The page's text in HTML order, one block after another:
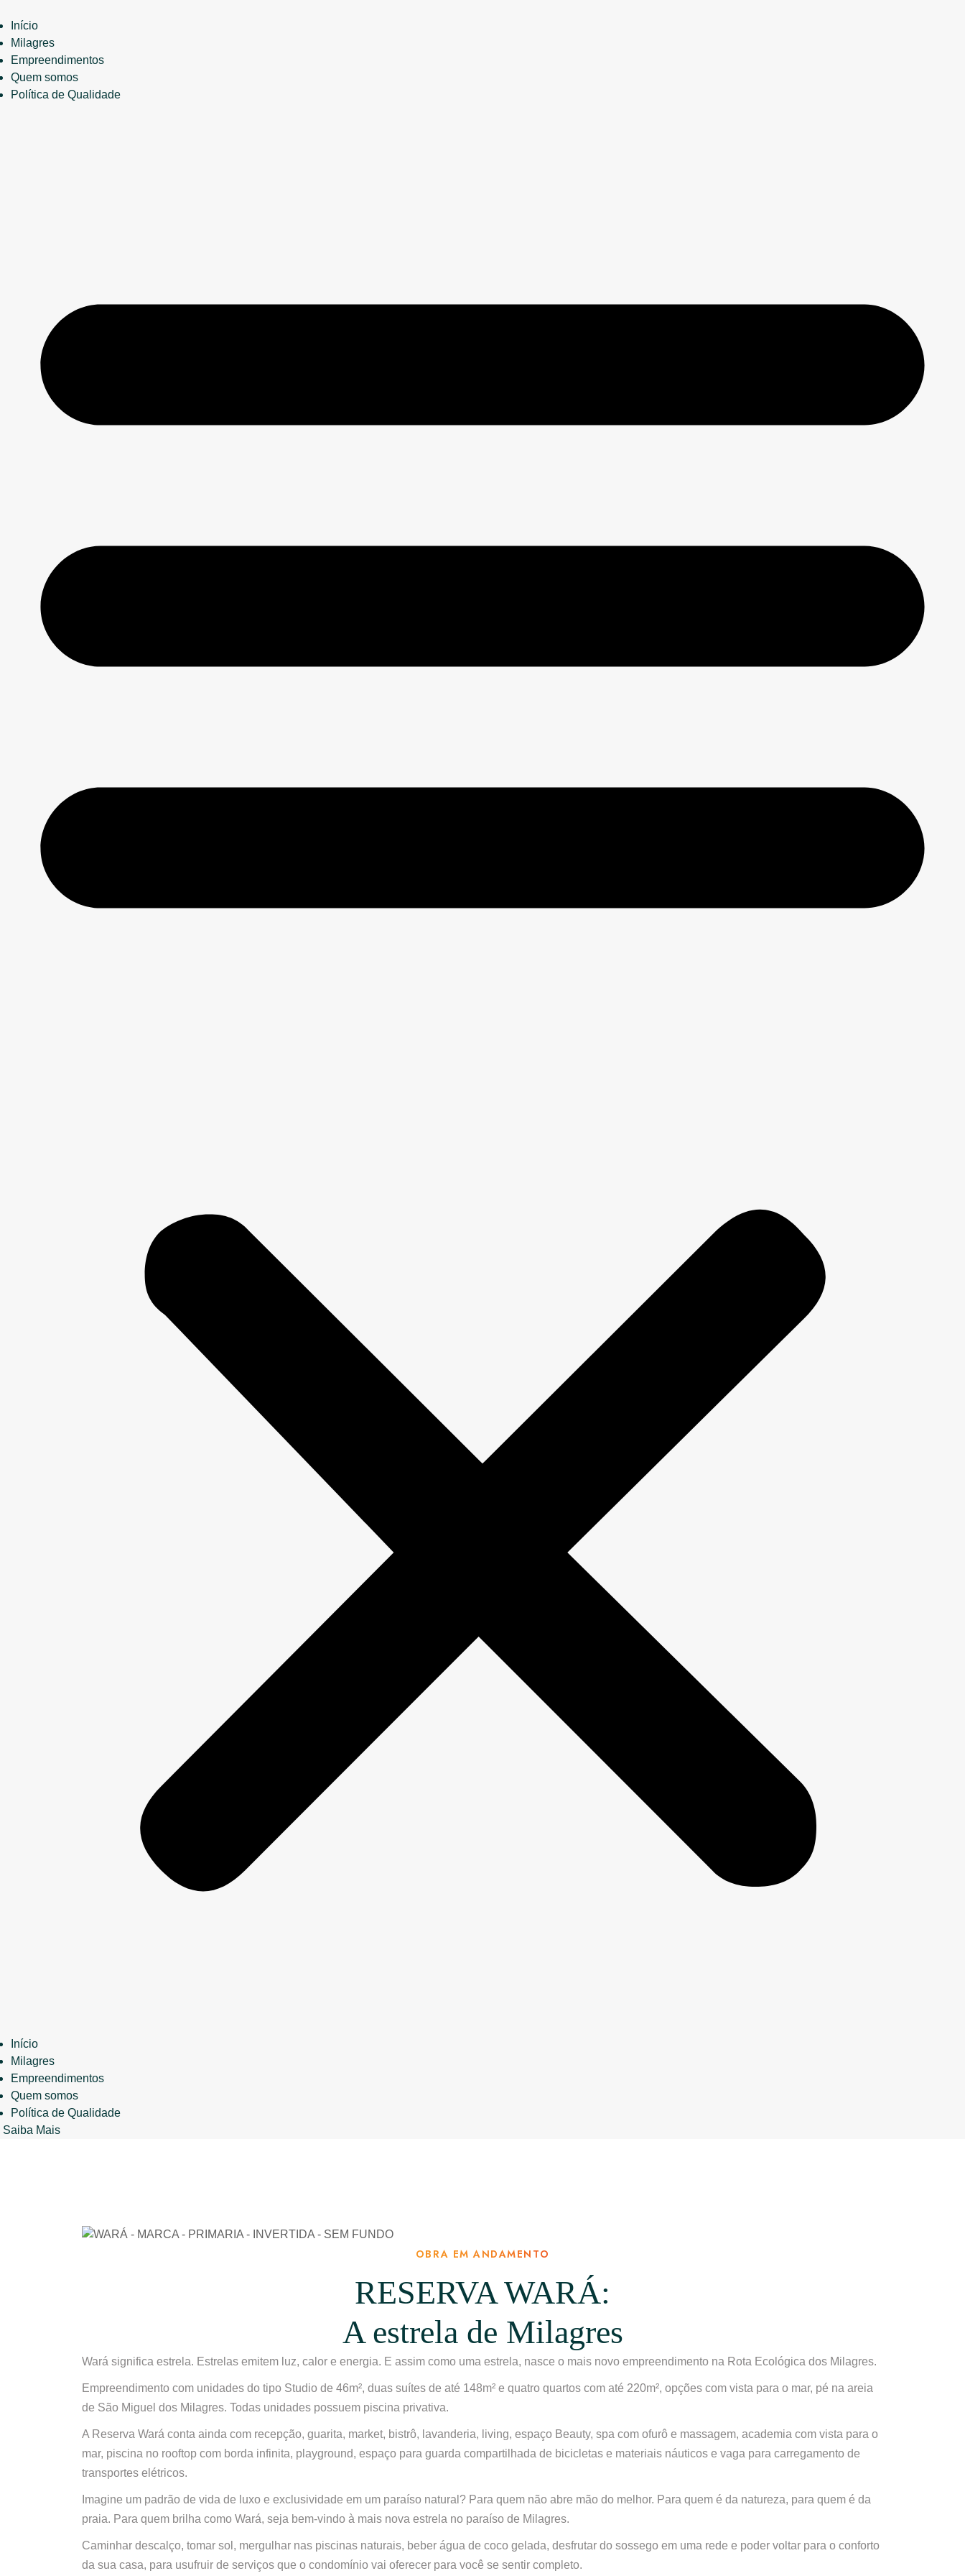
Início
Milagres
Empreendimentos
Quem somos
Política de Qualidade
Início
Milagres
Empreendimentos
Quem somos
Política de Qualidade
Saiba Mais
OBRA EM ANDAMENTO
RESERVA WARÁ:
A estrela de Milagres
Wará significa estrela. Estrelas emitem luz, calor e energia. E assim como uma estrela, nasce o mais novo empreendimento na Rota Ecológica dos Milagres.
Empreendimento com unidades do tipo Studio de 46m², duas suítes de até 148m² e quatro quartos com até 220m², opções com vista para o mar, pé na areia
de São Miguel dos Milagres. Todas unidades possuem piscina privativa.
A Reserva Wará conta ainda com recepção, guarita, market, bistrô, lavanderia, living, espaço Beauty, spa com ofurô e massagem, academia com vista para o
mar, piscina no rooftop com borda infinita, playground, espaço para guarda compartilhada de bicicletas e materiais náuticos e vaga para carregamento de
transportes elétricos.
Imagine um padrão de vida de luxo e exclusividade em um paraíso natural? Para quem não abre mão do melhor. Para quem é da natureza, para quem é da
praia. Para quem brilha como Wará, seja bem-vindo à mais nova estrela no paraíso de Milagres.
Caminhar descalço, tomar sol, mergulhar nas piscinas naturais, beber água de coco gelada, desfrutar do sossego em uma rede e poder voltar para o conforto
da sua casa, para usufruir de serviços que o condomínio vai oferecer para você se sentir completo.